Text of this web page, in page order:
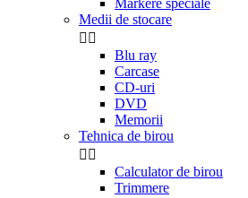
Markere speciale
Medii de stocare
 
Blu ray
Carcase
CD-uri
DVD
Memorii
Tehnica de birou
 
Calculator de birou
Trimmere